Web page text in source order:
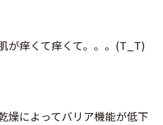
が痒くて痒くて。。。(T_T)
燥によってバリア機能が低下